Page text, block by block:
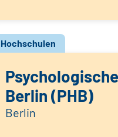
Hochschulen
Berlin (PHB)
Berlin